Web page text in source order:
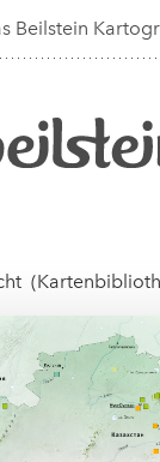
Beilstein